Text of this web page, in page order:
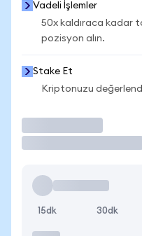
Vadeli İşlemler
50x kaldıraca kadar
pozisyon alın.
Stake Et
Kriptonuzu
15dk 30dk